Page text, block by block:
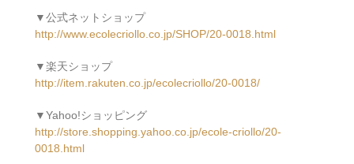
▼公式ネットショップ
http://www.ecolecriollo.co.jp/SHOP/20-0018.html
▼楽天ショップ
http://item.rakuten.co.jp/ecolecriollo/20-0018/
▼Yahoo!ショッピング
http://store.shopping.yahoo.co.jp/ecole-criollo/20-
0018.html